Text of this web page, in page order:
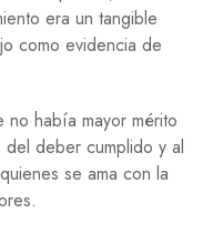
era un tangible
como evidencia de
no había mayor mérito
deber cumplido y al
se ama con la